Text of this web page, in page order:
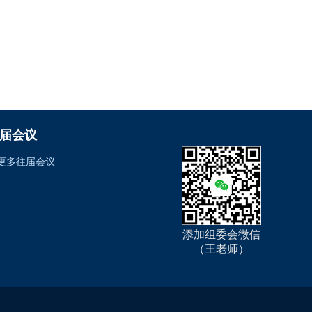
会议
多往届会议
添加组委会微信
（王老师）